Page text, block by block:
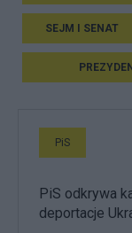
SEJM I SENAT
PiS
PiS odkrywa
deportacje